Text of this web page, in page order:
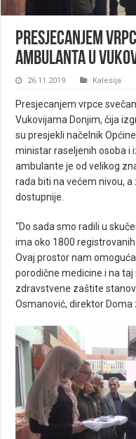
Presjecanjem
ambulanta u
26.11.2019. Kalesija
Presjecanjem vrpce
Vukovijama Donjim, čija
su presjekli načelnik
ministar raseljenih osoba i
ambulante je od velikog
rada biti na većem nivou,
dostupnije.
“Do sada smo radili u
ima oko 1800
Ovaj prostor nam
porodične medicine i na
zdravstvene zaštite
Osmanović, direktor Doma